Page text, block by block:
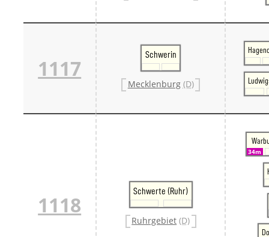
1117
Schwerin
Mecklenburg (D)
1118
Schwerte (Ruhr)
Ruhrgebiet (D)
34m